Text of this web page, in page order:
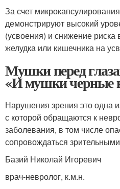
За счет
демонстрируют высокий
(усвоения) и снижение риска
желудка или кишечника на
Мушки перед
«И мушки черные в
Нарушения зрения это одна
с которой обращаются к
заболевания, в том числе
сопровождаться
Базий Николай Игоревич
врач-невролог, к.м.н.